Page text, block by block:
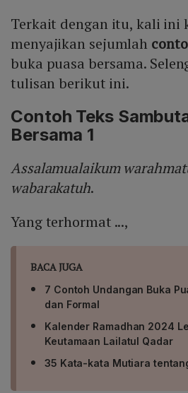
Terkait dengan itu, kali ini
menyajikan sejumlah
buka puasa bersama.
tulisan berikut ini.
Contoh Teks
Bersama 1
Assalamualaikum
wabarakatuh.
Yang terhormat ...,
BACA JUGA
7 Contoh Undangan Buka
dan Formal
Kalender Ramadhan 2024
Keutamaan Lailatul Qadar
35 Kata-kata Mutiara